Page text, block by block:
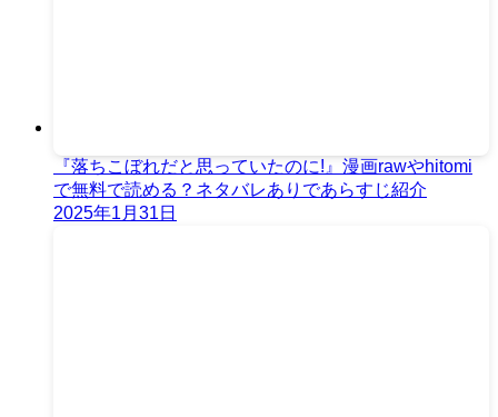
『落ちこぼれだと思っていたのに!』漫画rawやhitomi
で無料で読める？ネタバレありであらすじ紹介
2025年1月31日